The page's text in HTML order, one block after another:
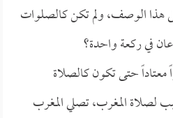
هذا الوصف، ولم تكن كالصلوات
في ركعة واحدة؟
حتى تكون كالصلاة
لصلاة المغرب، تصلي المغرب